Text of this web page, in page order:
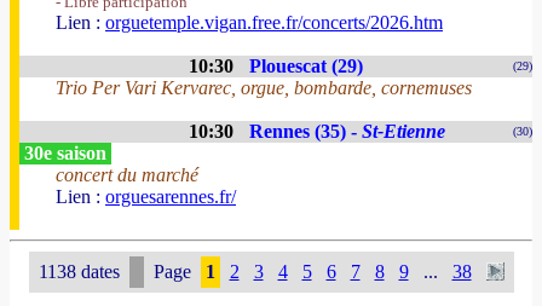
Lien : orguetemple.vigan.free.fr/concerts/2026.htm
10:30 Plouescat (29) (29)
Trio Per Vari Kervarec, orgue, bombarde, cornemuses
10:30 Rennes (35) - St-Etienne (30)
30e saison
concert du marché
Lien : orguesarennes.fr/
1138 dates Page 1 2 3 4 5 6 7 8 9 ... 38